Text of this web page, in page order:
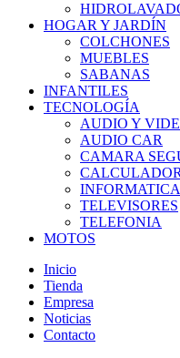
HOGAR Y JARDÍN
COLCHONES
MUEBLES
SABANAS
INFANTILES
TECNOLOGÍA
AUDIO Y
AUDIO CAR
CAMARA
INFORMATICA
TELEVISORES
TELEFONIA
MOTOS
Inicio
Tienda
Empresa
Noticias
Contacto